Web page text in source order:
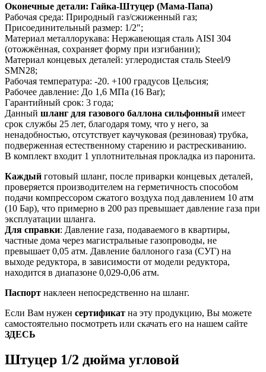
Оконечные детали: Гайка-Штуцер (Мама-Папа)
Рабочая среда: Природный газ/сжиженный газ;
Присоединительный размер: 1/2″;
Материал металлорукава: Нержавеющая сталь AISI 304
(отожжённая, сохраняет форму при изгибании);
Материал концевых деталей: углеродистая сталь Steel/9
SMN28;
Рабочая температура: -20. +100 градусов Цельсия;
Рабочее давление: До 1,6 МПа (16 Bar);
Гарантийный срок: 3 года;
Данный шланг для газового баллона сильфонный имеет
срок службы 25 лет, благодаря тому, что у него, за
ненадобностью, отсутствует каучуковая (резиновая) трубка,
подверженная естественному старению и растрескиванию.
В комплект входит 1 уплотнительная прокладка из паронита.
Каждый готовый шланг, после приварки концевых деталей,
проверяется производителем на герметичность способом
подачи компрессором сжатого воздуха под давлением 10 атм
(10 Бар), что примерно в 200 раз превышает давление газа при
эксплуатации шланга.
Для справки: Давление газа, подаваемого в квартиры,
частные дома через магистральные газопроводы, не
превышает 0,05 атм. Давление баллоного газа (СУГ) на
выходе редуктора, в зависимости от модели редуктора,
находится в диапазоне 0,029-0,06 атм.
Паспорт наклеен непосредственно на шланг.
Если Вам нужен сертификат на эту продукцию, Вы можете
самостоятельно посмотреть или скачать его на нашем сайте
ЗДЕСЬ
Штуцер 1/2 дюйма угловой